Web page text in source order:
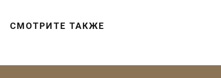
СМОТРИТЕ ТАКЖЕ